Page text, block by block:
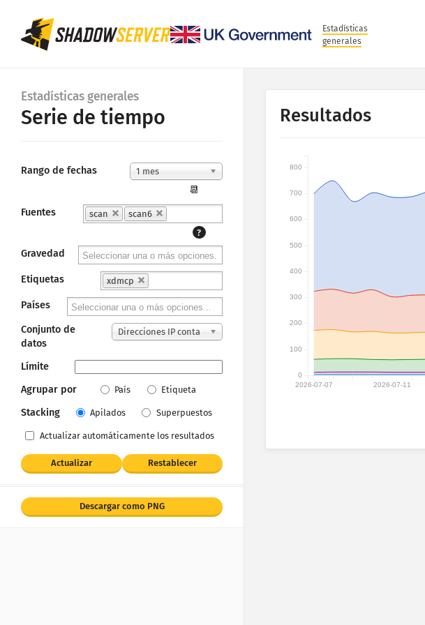
Estadísticas
generales
Estadísticas generales
Serie de tiempo
Rango de fechas 1 mes
📆
Fuentes
scan
scan6
?
Gravedad
Etiquetas xdmcp
Países
Conjunto de
datos
Direcciones IP conta
Límite
Agrupar por
País Etiqueta
Stacking Apilados Superpuestos
Actualizar automáticamente los resultados
Actualizar Restablecer
Descargar como PNG
Resultados
2026-07-07 2026-07-11
0
100
200
300
400
500
600
700
800